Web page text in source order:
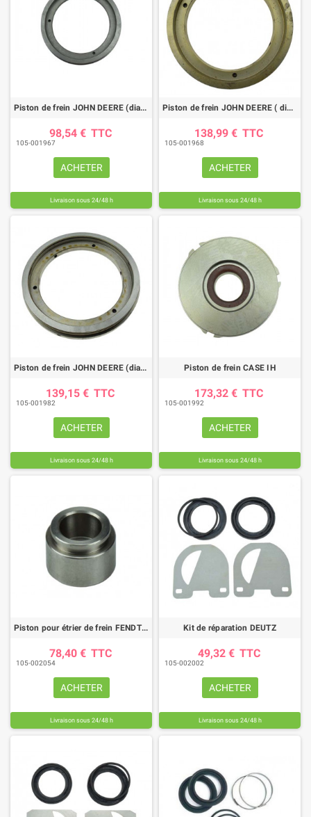
Piston de frein JOHN DEERE (diamètre 306 mm)
98,54 € TTC
105-001967
ACHETER
Livraison sous 24/48 h
Piston de frein JOHN DEERE ( diamètre 306 mm)
138,99 € TTC
105-001968
ACHETER
Livraison sous 24/48 h
Piston de frein JOHN DEERE (diamètre 306 mm)
139,15 € TTC
105-001982
ACHETER
Livraison sous 24/48 h
Piston de frein CASE IH
173,32 € TTC
105-001992
ACHETER
Livraison sous 24/48 h
Piston pour étrier de frein FENDT (diamètre 40 mm)
78,40 € TTC
105-002054
ACHETER
Livraison sous 24/48 h
Kit de réparation DEUTZ
49,32 € TTC
105-002002
ACHETER
Livraison sous 24/48 h